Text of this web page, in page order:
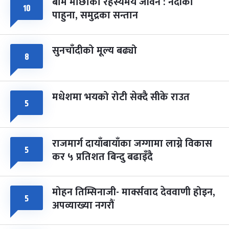
८ फागुपूर्णिमा
चैत्र ८, २०८३-Mar 22, 2027
७ महिना बाँकी
१० पाहुना, समुद्रका सन्तान
८ सुनचाँदीको मूल्य बढ्यो
५ मधेशमा भयको रोटी सेक्दै सीके राउत
५ राजमार्ग दायाँबायाँका जग्गामा लाग्ने विकास
कर ५ प्रतिशत बिन्दु बढाइँदै
५ मोहन तिम्सिनाजी- मार्क्सवाद देववाणी होइन,
अपव्याख्या नगरौं